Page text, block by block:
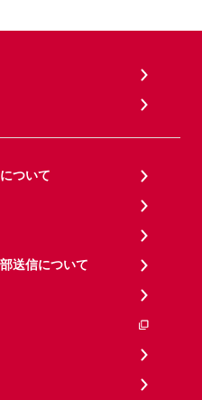
ついて
送信について